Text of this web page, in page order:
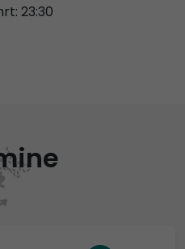
23:30